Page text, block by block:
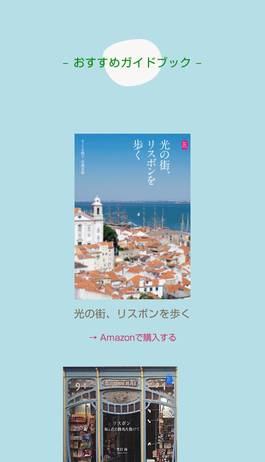
– おすすめガイドブック –
光の街、リスボンを歩く
→ Amazonで購入する